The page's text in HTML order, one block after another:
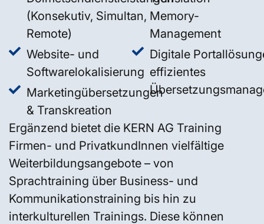
(Konsekutiv, Simultan,
Remote)
Website- und
Softwarelokalisierung
Marketingübersetzungen
& Transkreation
Memory-
Management
Digitale
effizientes
Ergänzend bietet die KERN AG Training
Firmen- und PrivatkundInnen vielfältige
Weiterbildungsangebote – von
Sprachtraining über Business- und
Kommunikationstraining bis hin zu
interkulturellen Trainings. Diese können